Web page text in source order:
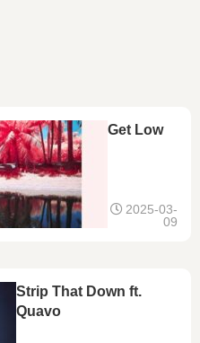
Get Low
2025-03-
09
Strip That Down ft.
Quavo